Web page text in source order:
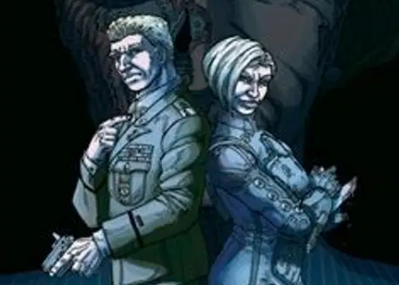
Tuotekuvaus
Requiem jatkuu ja nyt luvassa on tuplamäärä sivuja sekä värejä!
Salamurhaajat Hemera ja Aether Armenakis joutuvat
vastentahtoisesti lähtemään vaaralliselle tehtävälle, jonka tähden
heidän täytyy pettää myös liittolaisiaan. Ares-yhtiön johtaja, Arielle
Zaitseva, vetelee naruja taustalla, ja sotkee taistelijat mukaan
Ominaisuudet